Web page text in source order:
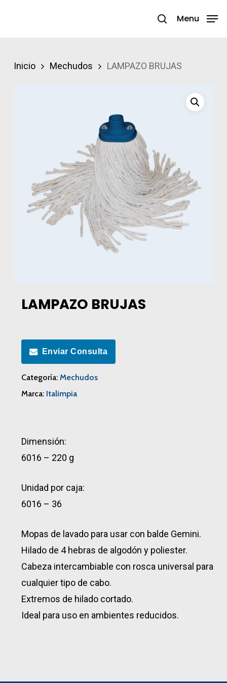
search
Menu
Inicio Mechudos LAMPAZO BRUJAS
LAMPAZO BRUJAS
Enviar Consulta
Categoría: Mechudos
Marca: Italimpia
Dimensión:
6016 – 220 g
Unidad por caja:
6016 – 36
Mopas de lavado para usar con balde Gemini.
Hilado de 4 hebras de algodón y poliester.
Cabeza intercambiable con rosca universal para
cualquier tipo de cabo.
Extremos de hilado cortado.
Ideal para uso en ambientes reducidos.